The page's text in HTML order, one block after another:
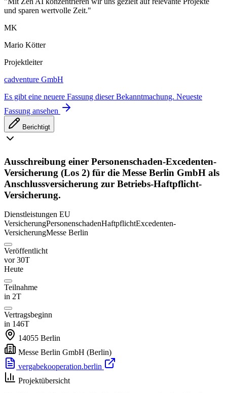
und sparen wertvolle Zeit."
MK
Mario Kötter
Projektleiter
cadventure GmbH
Es gibt eine neuere Fassung dieser Bekanntmachung. Neueste
Fassung ansehen
Berichtigt
Ausschreibung einer Personenschaden-Excedenten-
Versicherung (Los 2) für die Messe Berlin GmbH als
Anschlussversicherung zur Betriebs-Haftpflicht-
Versicherung.
Dienstleistungen EU
VersicherungPersonenschadenHaftpflichtExcedenten-
VersicherungMesse Berlin
Veröffentlicht
vor 30T
Heute
Teilnahme
in 2T
Vertragsbeginn
in 146T
14055 Berlin
Messe Berlin GmbH (Berlin)
vergabekooperation.berlin
Projektübersicht